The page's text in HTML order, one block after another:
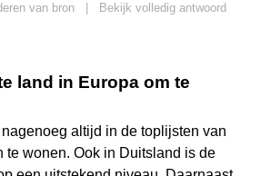
van bron
Bekijk volledig antwoord
land in Europa om te
altijd in de toplijsten van
te wonen. Ook in Duitsland is de